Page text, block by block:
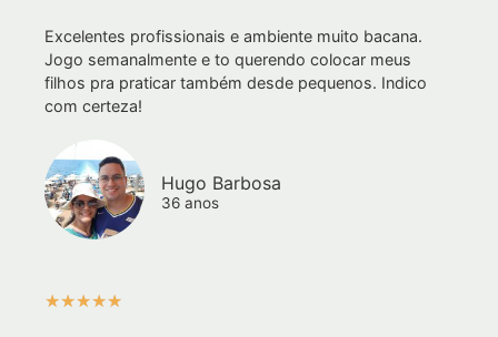
Excelentes profissionais e ambiente muito bacana.
Jogo semanalmente e to querendo colocar meus
filhos pra praticar também desde pequenos. Indico
com certeza!
Hugo Barbosa
36 anos
★★★★★